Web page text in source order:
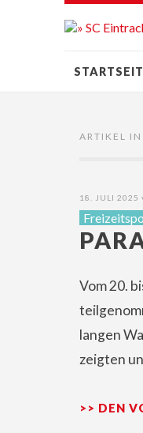
ARTIKEL IN
18. JULI 2025
Vom 20.
langen
zeigten
>> DEN